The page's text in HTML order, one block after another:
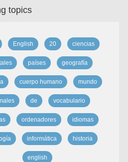
topics
English 20 ciencias
países geografía
cuerpo humano mundo
de vocabulario
ordenadores idiomas
informática historia
english